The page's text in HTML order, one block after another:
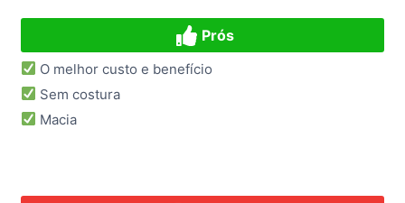
Prós
O melhor custo e benefício
Sem costura
Macia